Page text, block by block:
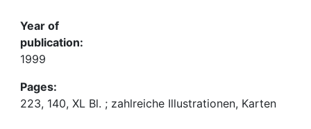
Year of
publication:
1999
Pages:
223, 140, XL Bl. ; zahlreiche Illustrationen, Karten